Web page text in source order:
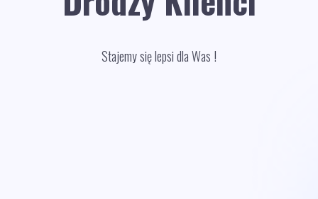
Stajemy się lepsi dla Was !